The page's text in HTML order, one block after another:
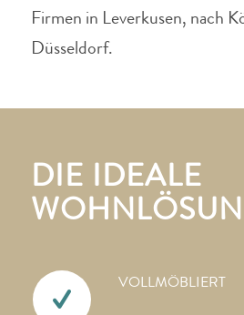
Firmen in Leverkusen, nach
Düsseldorf.
DIE IDEALE
VOLLMÖBLIERT